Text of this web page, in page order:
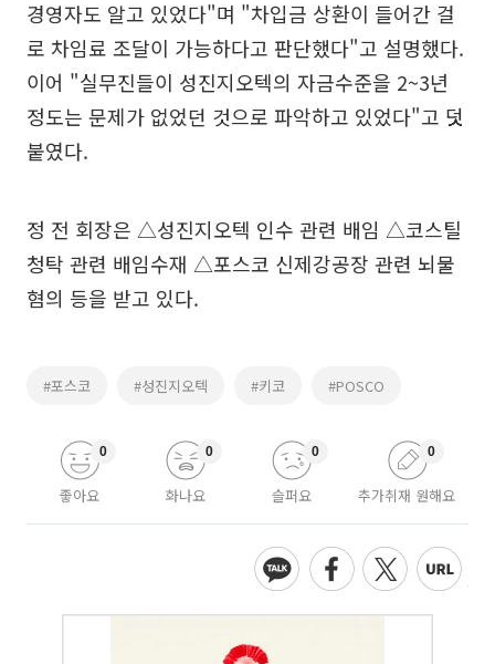
경영자도 알고 있었다"며 "차입금 상환이 들어간 걸
로 차임료 조달이 가능하다고 판단했다"고 설명했다.
이어 "실무진들이 성진지오텍의 자금수준을 2~3년
정도는 문제가 없었던 것으로 파악하고 있었다"고 덧
붙였다.
정 전 회장은 △성진지오텍 인수 관련 배임 △코스틸
청탁 관련 배임수재 △포스코 신제강공장 관련 뇌물
혐의 등을 받고 있다.
#포스코 #성진지오텍 #키코 #POSCO
좋아요
0
화나요
0
슬퍼요
0
추가취재 원해요
0